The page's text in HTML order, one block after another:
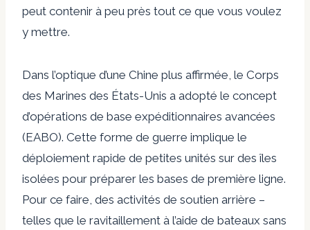
peut contenir à peu près tout ce que vous voulez
y mettre.
Dans l’optique d’une Chine plus affirmée, le Corps
des Marines des États-Unis a adopté le concept
d’opérations de base expéditionnaires avancées
(EABO). Cette forme de guerre implique le
déploiement rapide de petites unités sur des îles
isolées pour préparer les bases de première ligne.
Pour ce faire, des activités de soutien arrière –
telles que le ravitaillement à l’aide de bateaux sans